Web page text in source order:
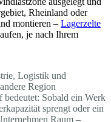
Rheinland oder
montieren – Lagerzelte
je nach Ihrem
Logistik und
Region
bedeutet: Sobald ein Werk
sprengt oder ein
Raum –